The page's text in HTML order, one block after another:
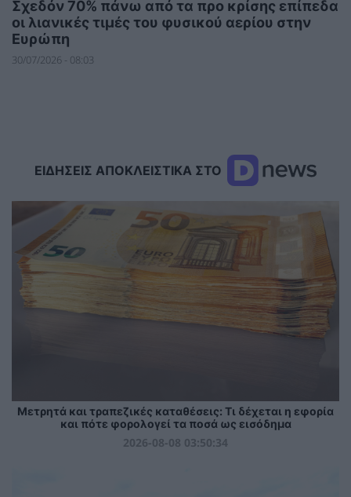
Σχεδόν 70% πάνω από τα προ κρίσης επίπεδα
οι λιανικές τιμές του φυσικού αερίου στην
Ευρώπη
30/07/2026 - 08:03
ΕΙΔΗΣΕΙΣ ΑΠΟΚΛΕΙΣΤΙΚΑ ΣΤΟ
Μετρητά και τραπεζικές καταθέσεις: Τι δέχεται η εφορία
και πότε φορολογεί τα ποσά ως εισόδημα
2026-08-08 03:50:34